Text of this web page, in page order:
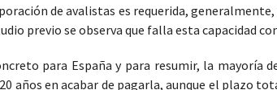
de avalistas es requerida,
previo se observa que falla esta capacidad
para España y para resumir, la mayoría
años en acabar de pagarla, aunque el plazo